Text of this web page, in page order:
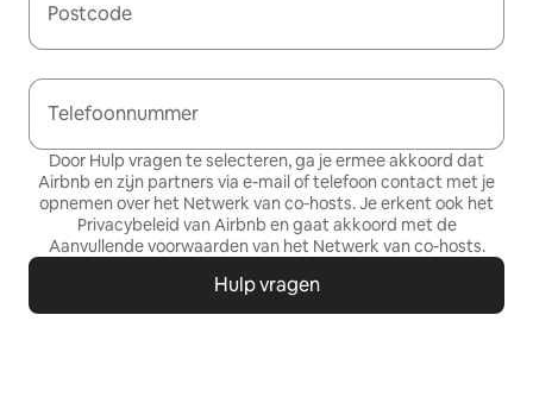
Postcode
Telefoonnummer
Door Hulp vragen te selecteren, ga je ermee akkoord dat
Airbnb en zijn partners via e-mail of telefoon contact met je
opnemen over het Netwerk van co‑hosts. Je erkent ook het
Privacybeleid van Airbnb en gaat akkoord met de
Aanvullende voorwaarden van het Netwerk van co-hosts.
Hulp vragen